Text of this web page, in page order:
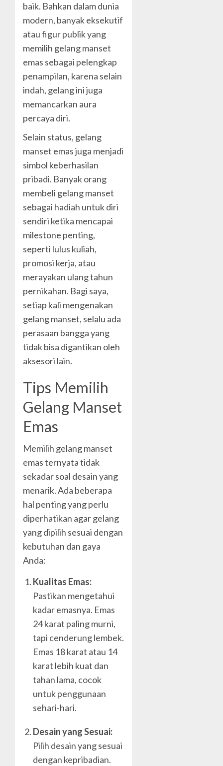
baik. Bahkan dalam dunia
modern, banyak eksekutif
atau figur publik yang
memilih gelang manset
emas sebagai pelengkap
penampilan, karena selain
indah, gelang ini juga
memancarkan aura
percaya diri.
Selain status, gelang
manset emas juga menjadi
simbol keberhasilan
pribadi. Banyak orang
membeli gelang manset
sebagai hadiah untuk diri
sendiri ketika mencapai
milestone penting,
seperti lulus kuliah,
promosi kerja, atau
merayakan ulang tahun
pernikahan. Bagi saya,
setiap kali mengenakan
gelang manset, selalu ada
perasaan bangga yang
tidak bisa digantikan oleh
aksesori lain.
Tips Memilih
Gelang Manset
Emas
Memilih gelang manset
emas ternyata tidak
sekadar soal desain yang
menarik. Ada beberapa
hal penting yang perlu
diperhatikan agar gelang
yang dipilih sesuai dengan
kebutuhan dan gaya
Anda:
Kualitas Emas:
Pastikan mengetahui
kadar emasnya. Emas
24 karat paling murni,
tapi cenderung lembek.
Emas 18 karat atau 14
karat lebih kuat dan
tahan lama, cocok
untuk penggunaan
sehari-hari.
Desain yang Sesuai:
Pilih desain yang sesuai
dengan kepribadian.